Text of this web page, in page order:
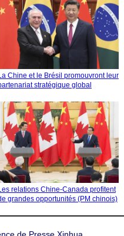
Chine et le Brésil promouvront leur
stratégique global
relations Chine-Canada profitent
grandes opportunités (PM chinois)
de Presse Xinhua